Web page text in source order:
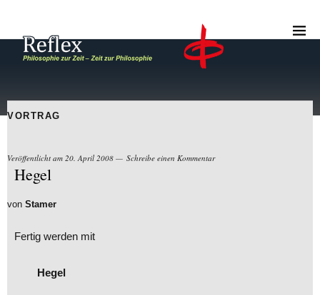
VORTRAG
Veröffentlicht am 20. April 2008 Schreibe einen Kommentar
Hegel
von Stamer
Fertig werden mit
Hegel